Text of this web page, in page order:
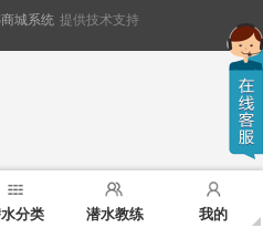
分类 潜水教练 我的
城系统 提供技术支持